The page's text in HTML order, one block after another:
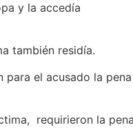
y la accedía
también residía.
el acusado la pena
requirieron la pena